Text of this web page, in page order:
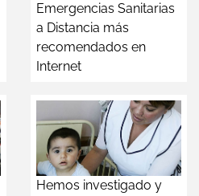
Emergencias Sanitarias
a Distancia más
recomendados en
Internet
Hemos investigado y